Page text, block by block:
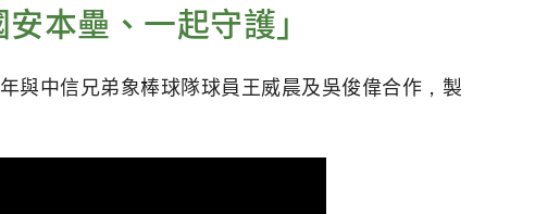
本壘、一起守護」
與中信兄弟象棒球隊球員王威晨及吳俊偉合作，製